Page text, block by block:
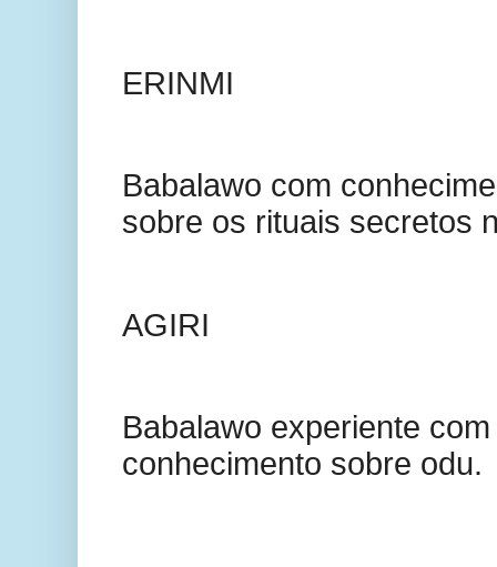
ERINMI
Babalawo com
sobre os rituais secretos
AGIRI
Babalawo experiente
conhecimento sobre odu.